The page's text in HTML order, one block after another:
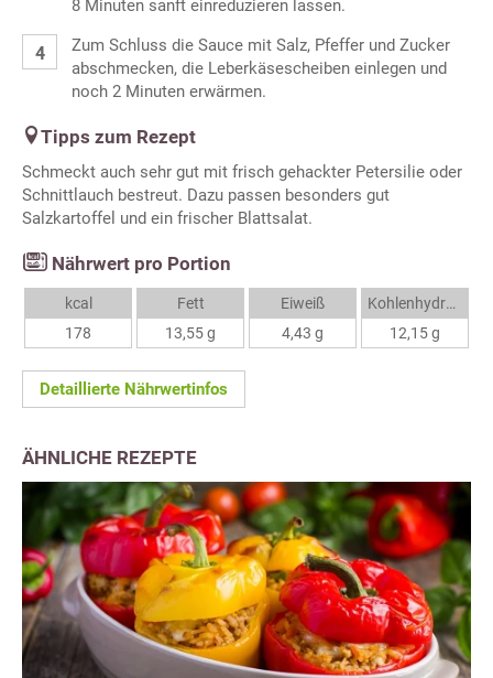
8 Minuten sanft einreduzieren lassen.
Zum Schluss die Sauce mit Salz, Pfeffer und Zucker
abschmecken, die Leberkäsescheiben einlegen und
noch 2 Minuten erwärmen.
Tipps zum Rezept
Schmeckt auch sehr gut mit frisch gehackter Petersilie oder
Schnittlauch bestreut. Dazu passen besonders gut
Salzkartoffel und ein frischer Blattsalat.
Nährwert pro Portion
kcal
178
Fett
13,55 g
Eiweiß
4,43 g
Kohlenhydrate
12,15 g
Detaillierte Nährwertinfos
ÄHNLICHE REZEPTE